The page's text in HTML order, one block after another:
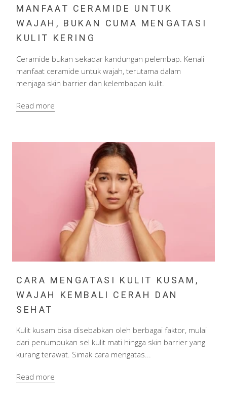
MANFAAT CERAMIDE UNTUK
WAJAH, BUKAN CUMA MENGATASI
KULIT KERING
Ceramide bukan sekadar kandungan pelembap. Kenali
manfaat ceramide untuk wajah, terutama dalam
menjaga skin barrier dan kelembapan kulit.
Read more
CARA MENGATASI KULIT KUSAM,
WAJAH KEMBALI CERAH DAN
SEHAT
Kulit kusam bisa disebabkan oleh berbagai faktor, mulai
dari penumpukan sel kulit mati hingga skin barrier yang
kurang terawat. Simak cara mengatas...
Read more